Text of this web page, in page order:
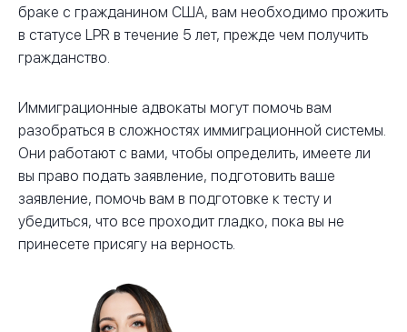
браке с гражданином США, вам необходимо прожить
в статусе LPR в течение 5 лет, прежде чем получить
гражданство.
Иммиграционные адвокаты могут помочь вам
разобраться в сложностях иммиграционной системы.
Они работают с вами, чтобы определить, имеете ли
вы право подать заявление, подготовить ваше
заявление, помочь вам в подготовке к тесту и
убедиться, что все проходит гладко, пока вы не
принесете присягу на верность.